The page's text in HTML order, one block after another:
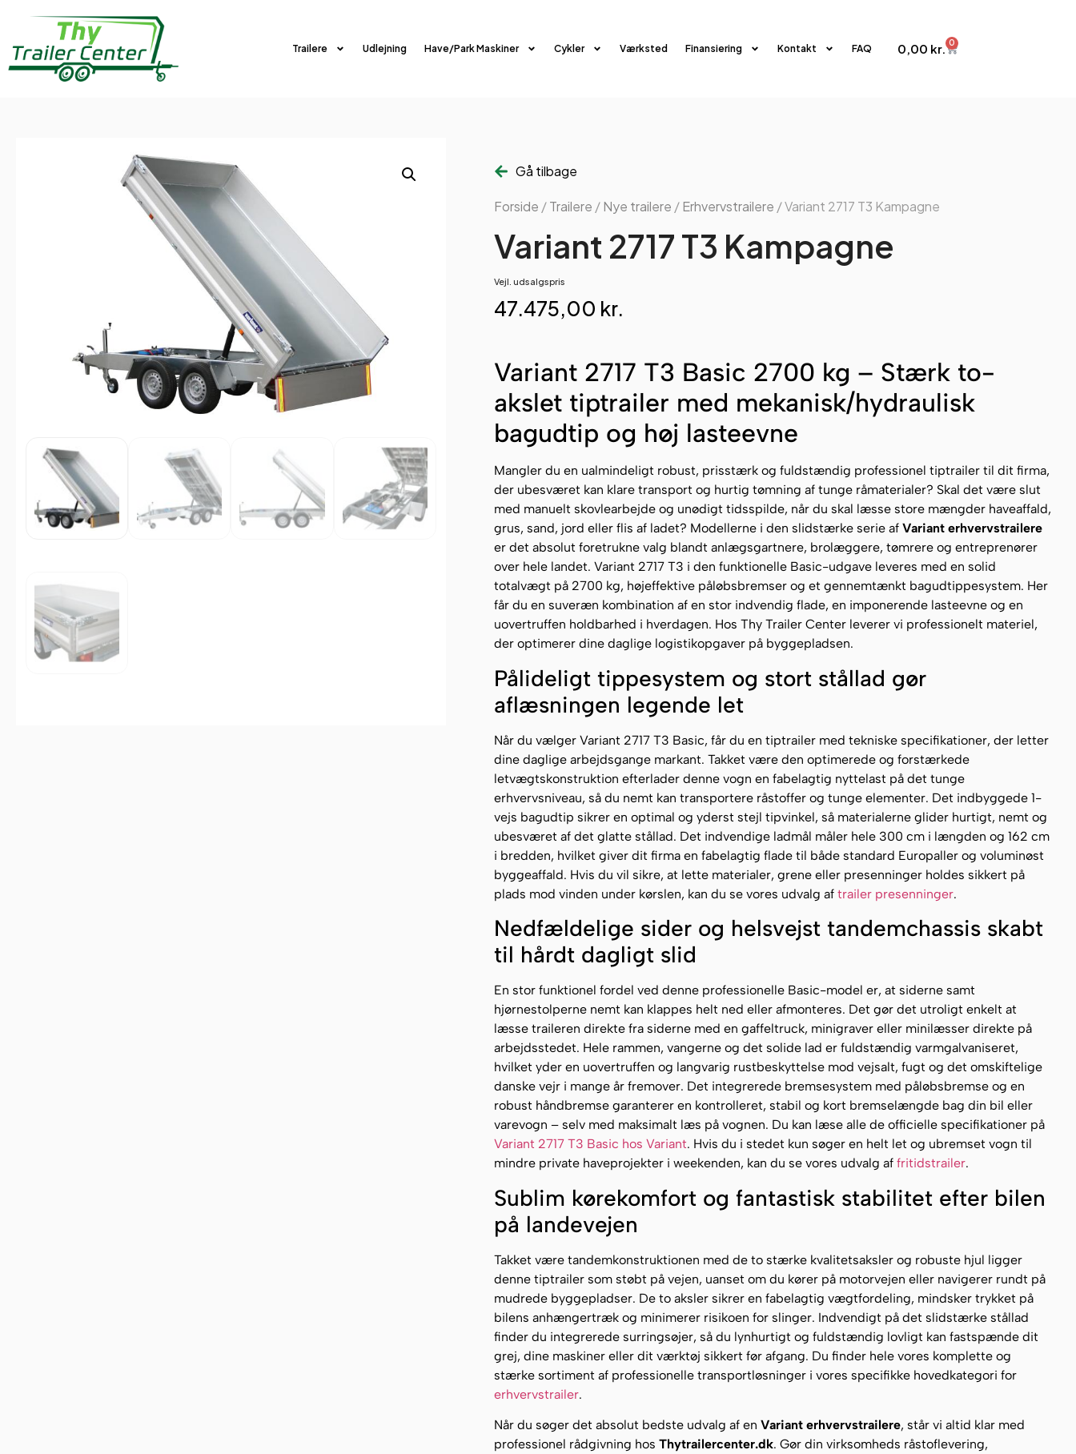
Trailere Udlejning Have/Park Maskiner Cykler Værksted Finansiering Kontakt FAQ 0,00 kr. 0
Gå tilbage
Forside /Trailere /Nye trailere /Erhvervstrailere / Variant 2717 T3 Kampagne
Variant 2717 T3 Kampagne
Vejl. udsalgspris
47.475,00 kr.
Variant 2717 T3 Basic 2700 kg – Stærk to-
akslet tiptrailer med mekanisk/hydraulisk
bagudtip og høj lasteevne
Mangler du en ualmindeligt robust, prisstærk og fuldstændig professionel tiptrailer til dit firma,
der ubesværet kan klare transport og hurtig tømning af tunge råmaterialer? Skal det være slut
med manuelt skovlearbejde og unødigt tidsspilde, når du skal læsse store mængder haveaffald,
grus, sand, jord eller flis af ladet? Modellerne i den slidstærke serie af Variant erhvervstrailere
er det absolut foretrukne valg blandt anlægsgartnere, brolæggere, tømrere og entreprenører
over hele landet. Variant 2717 T3 i den funktionelle Basic-udgave leveres med en solid
totalvægt på 2700 kg, højeffektive påløbsbremser og et gennemtænkt bagudtippesystem. Her
får du en suveræn kombination af en stor indvendig flade, en imponerende lasteevne og en
uovertruffen holdbarhed i hverdagen. Hos Thy Trailer Center leverer vi professionelt materiel,
der optimerer dine daglige logistikopgaver på byggepladsen.
Pålideligt tippesystem og stort stållad gør
aflæsningen legende let
Når du vælger Variant 2717 T3 Basic, får du en tiptrailer med tekniske specifikationer, der letter
dine daglige arbejdsgange markant. Takket være den optimerede og forstærkede
letvægtskonstruktion efterlader denne vogn en fabelagtig nyttelast på det tunge
erhvervsniveau, så du nemt kan transportere råstoffer og tunge elementer. Det indbyggede 1-
vejs bagudtip sikrer en optimal og yderst stejl tipvinkel, så materialerne glider hurtigt, nemt og
ubesværet af det glatte stållad. Det indvendige ladmål måler hele 300 cm i længden og 162 cm
i bredden, hvilket giver dit firma en fabelagtig flade til både standard Europaller og voluminøst
byggeaffald. Hvis du vil sikre, at lette materialer, grene eller presenninger holdes sikkert på
plads mod vinden under kørslen, kan du se vores udvalg af trailer presenninger.
Nedfældelige sider og helsvejst tandemchassis skabt
til hårdt dagligt slid
En stor funktionel fordel ved denne professionelle Basic-model er, at siderne samt
hjørnestolperne nemt kan klappes helt ned eller afmonteres. Det gør det utroligt enkelt at
læsse traileren direkte fra siderne med en gaffeltruck, minigraver eller minilæsser direkte på
arbejdsstedet. Hele rammen, vangerne og det solide lad er fuldstændig varmgalvaniseret,
hvilket yder en uovertruffen og langvarig rustbeskyttelse mod vejsalt, fugt og det omskiftelige
danske vejr i mange år fremover. Det integrerede bremsesystem med påløbsbremse og en
robust håndbremse garanterer en kontrolleret, stabil og kort bremselængde bag din bil eller
varevogn – selv med maksimalt læs på vognen. Du kan læse alle de officielle specifikationer på
Variant 2717 T3 Basic hos Variant. Hvis du i stedet kun søger en helt let og ubremset vogn til
mindre private haveprojekter i weekenden, kan du se vores udvalg af fritidstrailer.
Sublim kørekomfort og fantastisk stabilitet efter bilen
på landevejen
Takket være tandemkonstruktionen med de to stærke kvalitetsaksler og robuste hjul ligger
denne tiptrailer som støbt på vejen, uanset om du kører på motorvejen eller navigerer rundt på
mudrede byggepladser. De to aksler sikrer en fabelagtig vægtfordeling, mindsker trykket på
bilens anhængertræk og minimerer risikoen for slinger. Indvendigt på det slidstærke stållad
finder du integrerede surringsøjer, så du lynhurtigt og fuldstændig lovligt kan fastspænde dit
grej, dine maskiner eller dit værktøj sikkert før afgang. Du finder hele vores komplette og
stærke sortiment af professionelle transportløsninger i vores specifikke hovedkategori for
erhvervstrailer.
Når du søger det absolut bedste udvalg af en Variant erhvervstrailere, står vi altid klar med
professionel rådgivning hos Thytrailercenter.dk. Gør din virksomheds råstoflevering,